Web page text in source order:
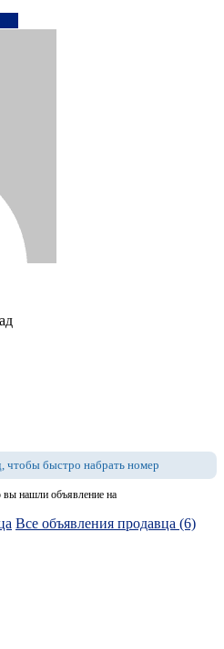
чтобы быстро набрать номер
вы нашли объявление на
Все объявления продавца (6)